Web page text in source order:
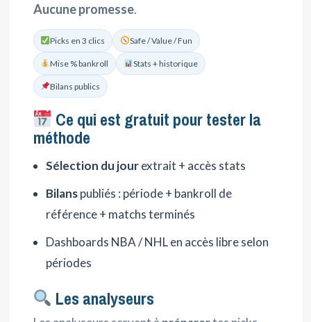
Aucune promesse.
Picks en 3 clics Safe / Value / Fun
Mise % bankroll Stats + historique
Bilans publics
Ce qui est gratuit pour tester la
méthode
Sélection du jourextrait + accès stats
Bilanspubliés : période + bankroll de
référence + matchs terminés
Dashboards NBA / NHL en accès libre selon
périodes
Les analyseurs